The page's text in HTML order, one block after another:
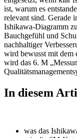
ist, warum es
relevant sind. Gerade
Ishikawa-Diagramm
Bauchgefühl und
nachhaltiger
wird bewusst mit dem
wird das 6. M
In diesem
was das